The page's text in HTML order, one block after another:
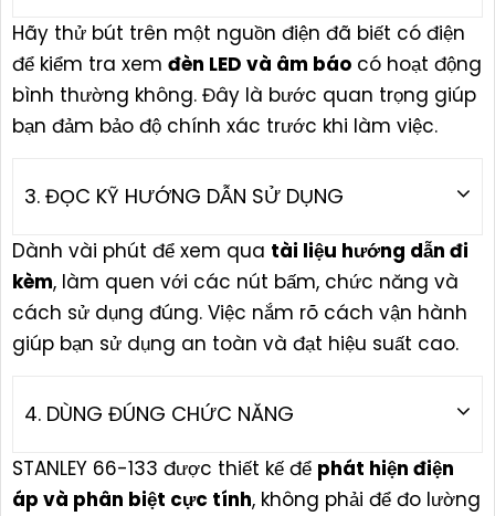
Hãy thử bút trên một nguồn điện đã biết có điện
để kiểm tra xem đèn LED và âm báo có hoạt động
bình thường không. Đây là bước quan trọng giúp
bạn đảm bảo độ chính xác trước khi làm việc.
3. ĐỌC KỸ HƯỚNG DẪN SỬ DỤNG
Dành vài phút để xem qua tài liệu hướng dẫn đi
kèm, làm quen với các nút bấm, chức năng và
cách sử dụng đúng. Việc nắm rõ cách vận hành
giúp bạn sử dụng an toàn và đạt hiệu suất cao.
4. DÙNG ĐÚNG CHỨC NĂNG
STANLEY 66-133 được thiết kế để phát hiện điện
áp và phân biệt cực tính, không phải để đo lường